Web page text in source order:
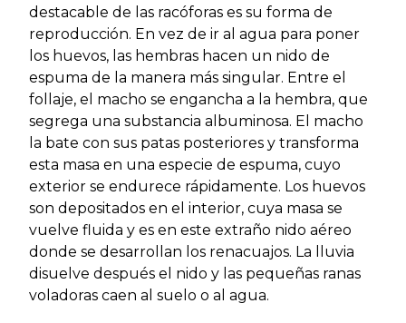
destacable de las racóforas es su forma de
reproducción. En vez de ir al agua para poner
los huevos, las hembras hacen un nido de
espuma de la manera más singular. Entre el
follaje, el macho se engancha a la hembra, que
segrega una substancia albuminosa. El macho
la bate con sus patas posteriores y transforma
esta masa en una especie de espuma, cuyo
exterior se endurece rápidamente. Los huevos
son depositados en el interior, cuya masa se
vuelve fluida y es en este extraño nido aéreo
donde se desarrollan los renacuajos. La lluvia
disuelve después el nido y las pequeñas ranas
voladoras caen al suelo o al agua.